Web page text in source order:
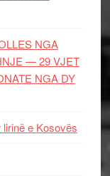
NGA
— 29 VJET
NGA DY
e Kosovës